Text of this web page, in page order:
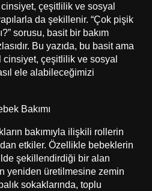
çeşitlilik ve sosyal
da şekillenir. “Çok pişik
sorusu, basit bir bakım
Bu yazıda, bu basit ama
çeşitlilik ve sosyal
ele alabileceğimizi
Bakımı
bakımıyla ilişkili rollerin
etkiler. Özellikle bebeklerin
şekillendirdiği bir alan
yeniden üretilmesine zemin
sokaklarında, toplu